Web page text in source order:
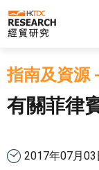
跳至主要內容
指南及資源-
有關菲律
2017年07月03